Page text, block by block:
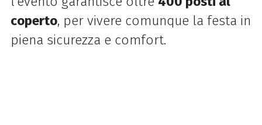
coperto, per vivere comunque la festa in
piena sicurezza e comfort.